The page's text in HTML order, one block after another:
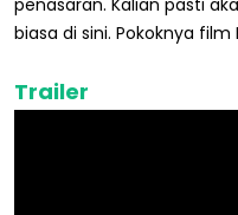
penasaran. Kalian pasti
biasa di sini. Pokoknya
Trailer